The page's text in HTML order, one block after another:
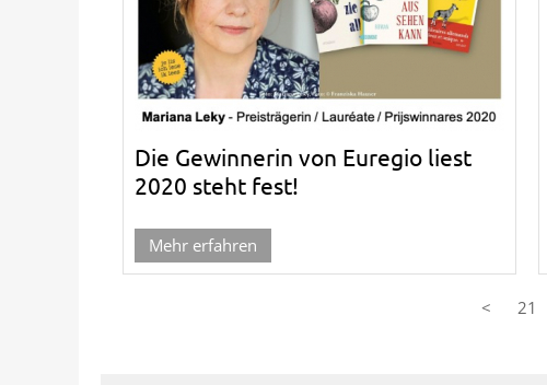
Die Gewinnerin von Euregio liest
2020 steht fest!
Mehr erfahren
< 21